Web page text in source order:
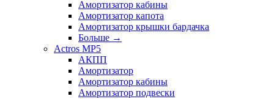
Амортизатор кабины
Амортизатор капота
Амортизатор крышки бардачка
Больше →
Actros MP5
АКПП
Амортизатор
Амортизатор кабины
Амортизатор подвески